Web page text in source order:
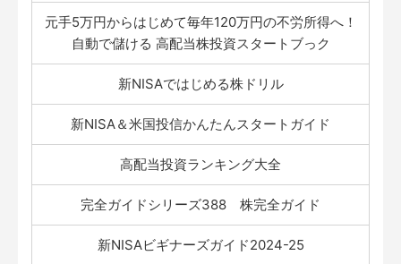
元手5万円からはじめて毎年120万円の不労所得へ！
自動で儲ける 高配当株投資スタートブっク
新NISAではじめる株ドリル
新NISA＆米国投信かんたんスタートガイド
高配当投資ランキング大全
完全ガイドシリーズ388 株完全ガイド
新NISAビギナーズガイド2024-25